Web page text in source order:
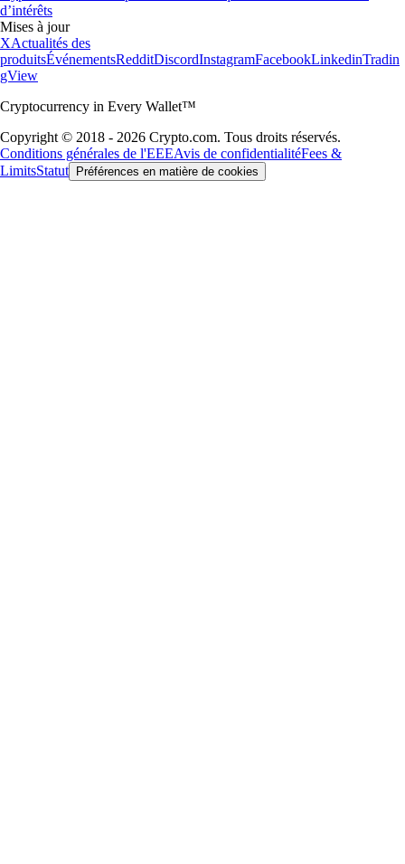
d’intérêts
Mises à jour
XActualités des
produitsÉvénementsRedditDiscordInstagramFacebookLinkedinTradin
gView
Cryptocurrency in Every Wallet™
Copyright © 2018 - 2026 Crypto.com. Tous droits réservés.
Conditions générales de l'EEEAvis de confidentialitéFees &
LimitsStatut Préférences en matière de cookies